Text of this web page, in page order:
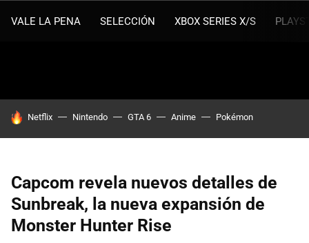
VALE LA PENA SELECCIÓN XBOX SERIES X/S
HOY SE HABLA DE
Netflix Nintendo GTA 6 Anime Pokémon
Capcom revela nuevos detalles de
Sunbreak, la nueva expansión de
Monster Hunter Rise